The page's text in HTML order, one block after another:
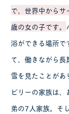
で、世界中から
歳の女の子です。
浴ができる場所で
て、働きながら
雪を見たことがあ
ビリーの家族は
弟の7人家族。そ